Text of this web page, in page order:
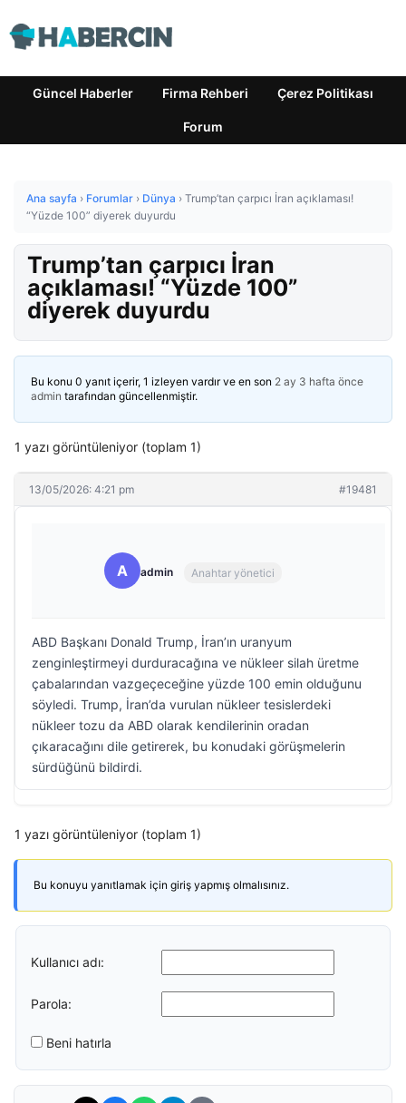
Güncel Haberler Firma Rehberi Çerez Politikası
Forum
Ana sayfa › Forumlar › Dünya › Trump’tan çarpıcı İran açıklaması!
“Yüzde 100” diyerek duyurdu
Trump’tan çarpıcı İran
açıklaması! “Yüzde 100”
diyerek duyurdu
Bu konu 0 yanıt içerir, 1 izleyen vardır ve en son 2 ay 3 hafta önce
admin tarafından güncellenmiştir.
1 yazı görüntüleniyor (toplam 1)
13/05/2026: 4:21 pm #19481
A admin Anahtar yönetici
ABD Başkanı Donald Trump, İran’ın uranyum
zenginleştirmeyi durduracağına ve nükleer silah üretme
çabalarından vazgeçeceğine yüzde 100 emin olduğunu
söyledi. Trump, İran’da vurulan nükleer tesislerdeki
nükleer tozu da ABD olarak kendilerinin oradan
çıkaracağını dile getirerek, bu konudaki görüşmelerin
sürdüğünü bildirdi.
1 yazı görüntüleniyor (toplam 1)
Bu konuyu yanıtlamak için giriş yapmış olmalısınız.
Kullanıcı adı:
Parola:
Beni hatırla